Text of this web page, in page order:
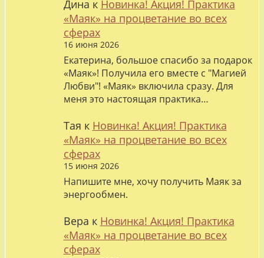
Дина к Новинка! Акция! Практика
«Маяк» на процветание во всех
сферах
16 июня 2026
Екатерина, большое спасибо за подарок
«Маяк»! Получила его вместе с "Магией
Любви"! «Маяк» включила сразу. Для
меня это настоящая практика…
Тая к Новинка! Акция! Практика
«Маяк» на процветание во всех
сферах
15 июня 2026
Напишите мне, хочу получить Маяк за
энергообмен.
Вера к Новинка! Акция! Практика
«Маяк» на процветание во всех
сферах